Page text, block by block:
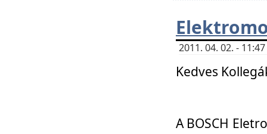
2011. 04. 02. -
Kedves
A BOSCH